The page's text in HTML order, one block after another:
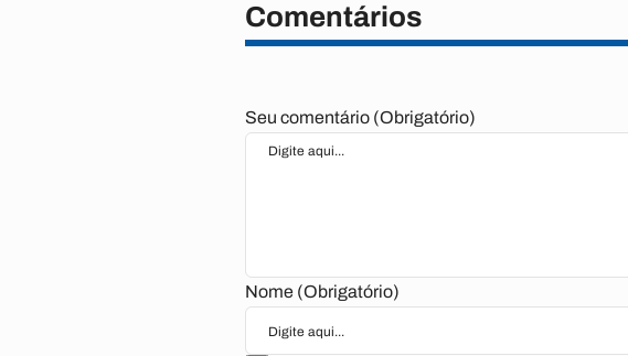
Comentários
Seu comentário (Obrigatório)
Nome (Obrigatório)